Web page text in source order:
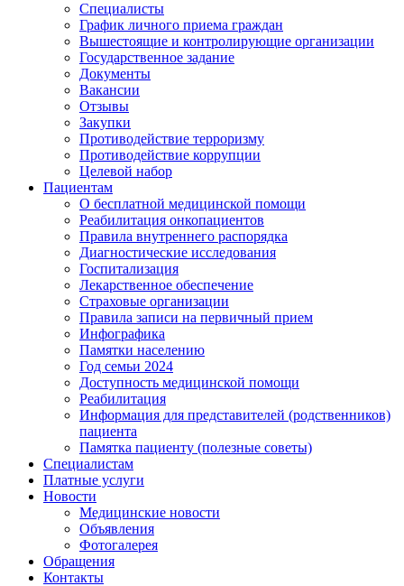
Специалисты
График личного приема граждан
Вышестоящие и контролирующие организации
Государственное задание
Документы
Вакансии
Отзывы
Закупки
Противодействие терроризму
Противодействие коррупции
Целевой набор
Пациентам
О бесплатной медицинской помощи
Реабилитация онкопациентов
Правила внутреннего распорядка
Диагностические исследования
Госпитализация
Лекарственное обеспечение
Страховые организации
Правила записи на первичный прием
Инфографика
Памятки населению
Год семьи 2024
Доступность медицинской помощи
Реабилитация
Информация для представителей (родственников)
пациента
Памятка пациенту (полезные советы)
Специалистам
Платные услуги
Новости
Медицинские новости
Объявления
Фотогалерея
Обращения
Контакты